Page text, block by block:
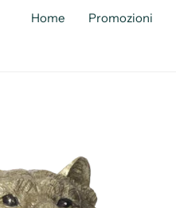
Home Promozioni